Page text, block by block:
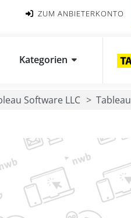
ZUM ANBIETERKONTO
Kategorien
Software LLC Tableau